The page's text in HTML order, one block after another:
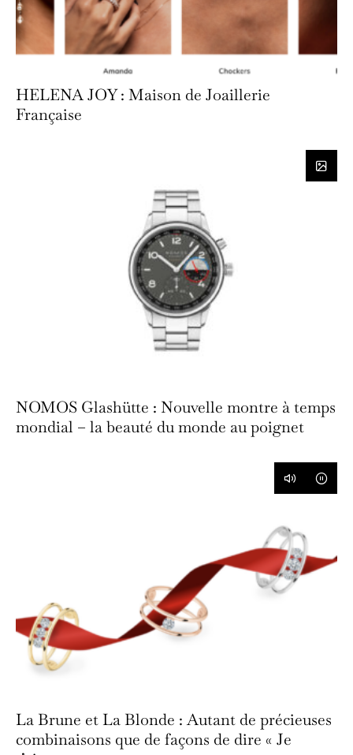
HELENA JOY : Maison de Joaillerie
Française
NOMOS Glashütte : Nouvelle montre à temps
mondial – la beauté du monde au poignet
La Brune et La Blonde : Autant de précieuses
combinaisons que de façons de dire « Je